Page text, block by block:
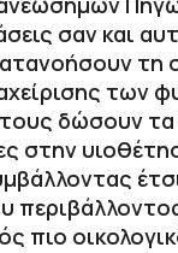
σαν και
τη
των
δώσουν τα
στην
πιο